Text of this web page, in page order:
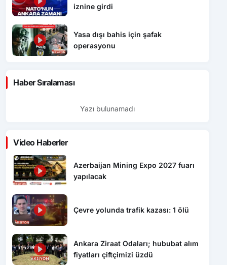
iznine girdi
Yasa dışı bahis için şafak
operasyonu
Haber Sıralaması
Yazı bulunamadı
Video Haberler
Azerbaijan Mining Expo 2027 fuarı
yapılacak
Çevre yolunda trafik kazası: 1 ölü
Ankara Ziraat Odaları; hububat alım
fiyatları çiftçimizi üzdü